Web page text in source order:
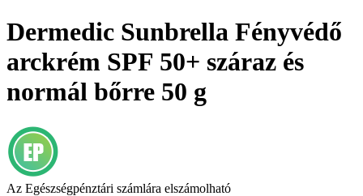
Dermedic Sunbrella Fényvédő
arckrém SPF 50+ száraz és
normál bőrre 50 g
Az Egészségpénztári számlára elszámolható